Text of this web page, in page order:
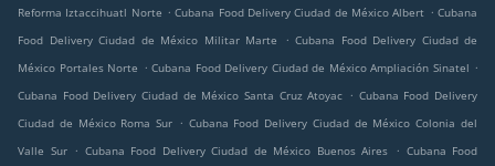
Reforma Iztaccihuatl Norte . Cubana Food Delivery Ciudad de México Albert . Cubana
Food Delivery Ciudad de México Militar Marte
. Cubana Food Delivery Ciudad de
México Portales Norte . Cubana Food Delivery Ciudad de México Ampliación Sinatel .
Cubana Food Delivery Ciudad de México Santa Cruz Atoyac . Cubana Food Delivery
Ciudad de México Roma Sur . Cubana Food Delivery Ciudad de México Colonia del
Valle Sur
. Cubana Food Delivery Ciudad de México Buenos Aires . Cubana Food